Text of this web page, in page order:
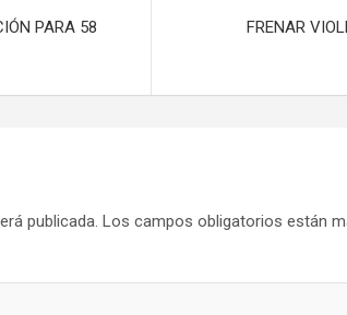
PARA 58
FRENAR
publicada. Los campos obligatorios están